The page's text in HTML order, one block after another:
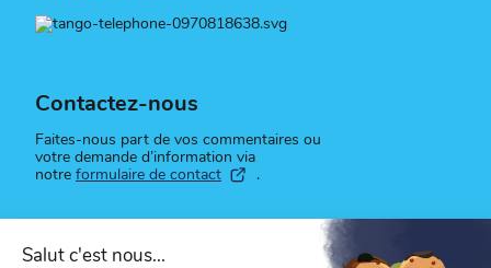
Contactez-nous
Faites-nous part de vos commentaires ou
votre demande d’information via
notre formulaire de contact .
Suivez-nous